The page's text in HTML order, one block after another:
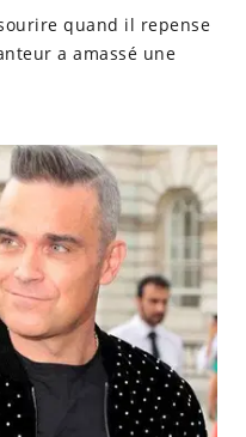
quand il repense
a amassé une